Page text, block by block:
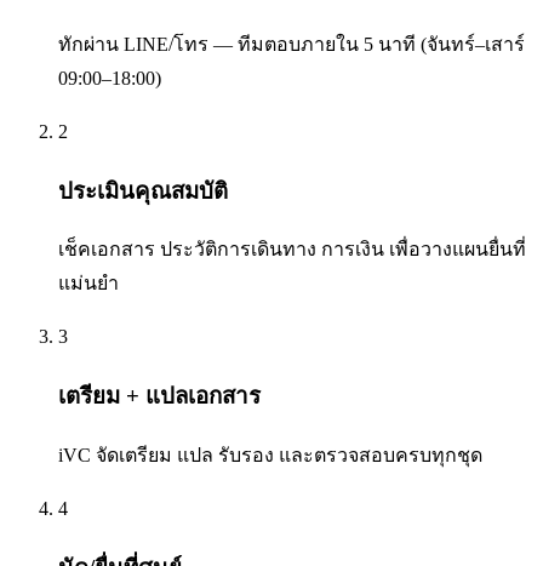
ทักผ่าน LINE/โทร — ทีมตอบภายใน 5 นาที (จันทร์–เสาร์
09:00–18:00)
2
ประเมินคุณสมบัติ
เช็คเอกสาร ประวัติการเดินทาง การเงิน เพื่อวางแผนยื่นที่
แม่นยำ
3
เตรียม + แปลเอกสาร
iVC จัดเตรียม แปล รับรอง และตรวจสอบครบทุกชุด
4